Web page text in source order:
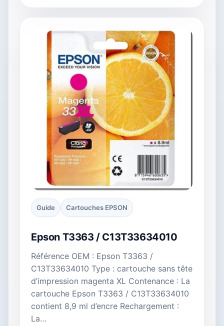
Guide Cartouches EPSON
Epson T3363 / C13T33634010
Référence OEM : Epson T3363 /
C13T33634010 Type : cartouche sans tête
d’impression magenta XL Contenance : La
cartouche Epson T3363 / C13T33634010
contient 8,9 ml d’encre Rechargement :
La…